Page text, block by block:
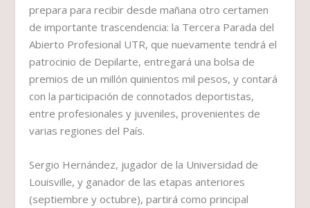
prepara para recibir desde mañana otro certamen
de importante trascendencia: la Tercera Parada del
Abierto Profesional UTR, que nuevamente tendrá el
patrocinio de Depilarte, entregará una bolsa de
premios de un millón quinientos mil pesos, y contará
con la participación de connotados deportistas,
entre profesionales y juveniles, provenientes de
varias regiones del País.
Sergio Hernández, jugador de la Universidad de
Louisville, y ganador de las etapas anteriores
(septiembre y octubre), partirá como principal